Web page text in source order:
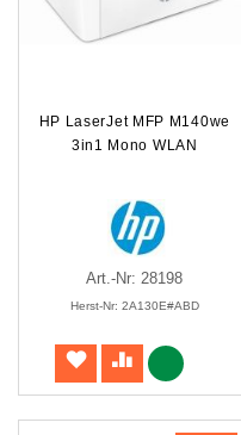
HP LaserJet MFP M140we
3in1 Mono WLAN
Art.-Nr: 28198
Herst-Nr: 2A130E#ABD